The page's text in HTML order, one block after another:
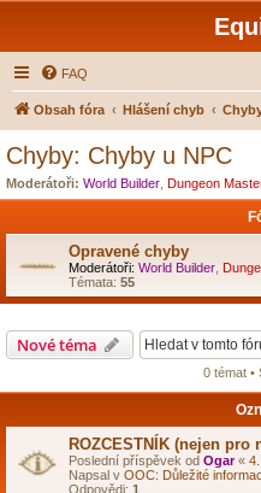
FAQ
Obsah fóra Hlášení chyb
Chyby: Chyby u NPC
Moderátoři: World Builder Dungeon
Opravené chyby
Moderátoři: World Builder
Témata: 55
Nové téma
0 témat •
ROZCESTNÍK (nejen pro
Poslední příspěvek od Ogar«
Napsal v OOC: Důležité
Odpovědi: 1